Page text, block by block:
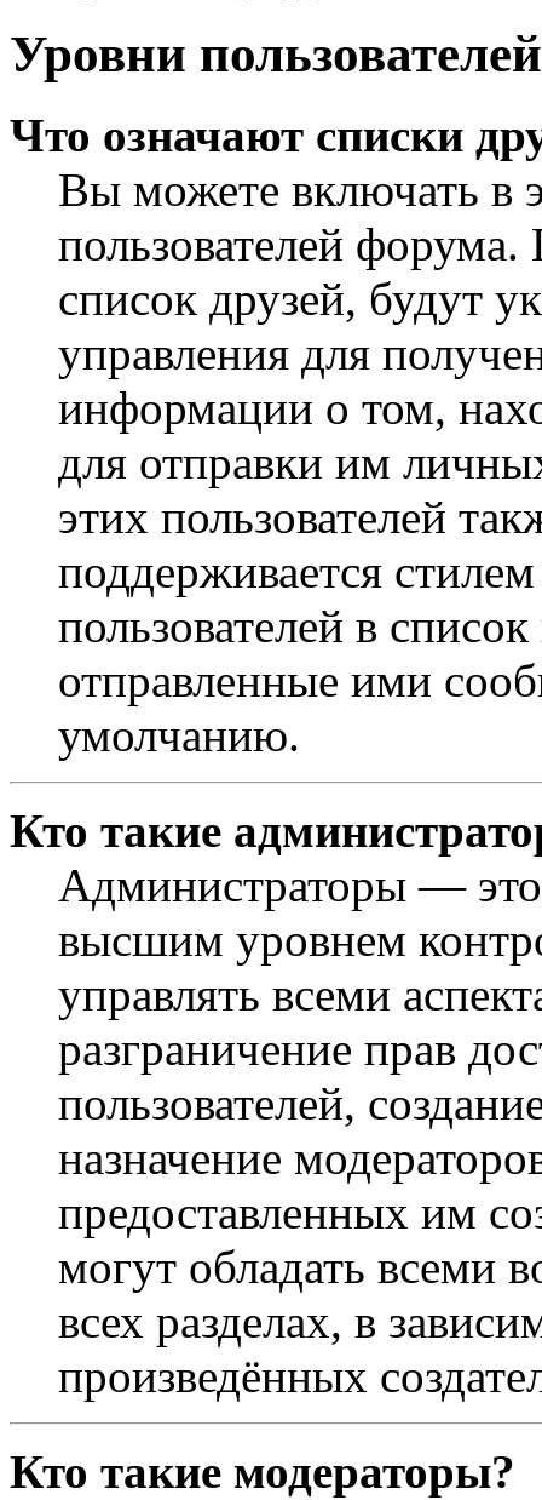
Уровни
Что означают списки
Вы можете включать в
пользователей форума.
список друзей, будут
управления для
информации о том,
для отправки им
этих пользователей
поддерживается
пользователей в
отправленные ими
умолчанию.
Кто такие
Администраторы — это
высшим уровнем
управлять всеми
разграничение прав
пользователей,
назначение
предоставленных им
могут обладать всеми
всех разделах, в
произведённых
Кто такие модераторы?